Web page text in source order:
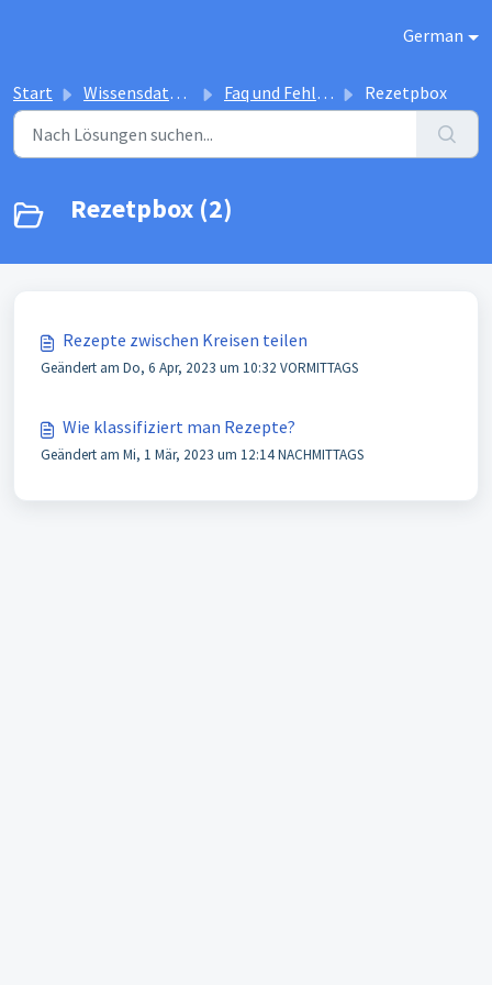
German
Start Wissensdatenbank Faq und Fehlerbehbung Rezetpbox
Rezetpbox (2)
Rezepte zwischen Kreisen teilen
Geändert am Do, 6 Apr, 2023 um 10:32 VORMITTAGS
Wie klassifiziert man Rezepte?
Geändert am Mi, 1 Mär, 2023 um 12:14 NACHMITTAGS